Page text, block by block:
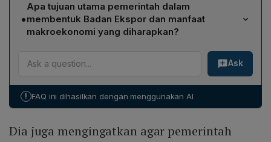
•
Apa tujuan utama pemerintah dalam
membentuk Badan Ekspor dan manfaat
makroekonomi yang diharapkan?
Pemerintah membentuk Badan Ekspor untuk mengatasi
praktik under invoicing, meningkatkan kontrol devisa,
serta memantau harga dan volume komoditas unggulan
mengoptimalkan penerimaan negara, mendukung
meningkatkan daya tawar Indonesia di pasar
Ask
! FAQ ini dihasilkan dengan menggunakan AI
Dia juga mengingatkan agar pemerintah